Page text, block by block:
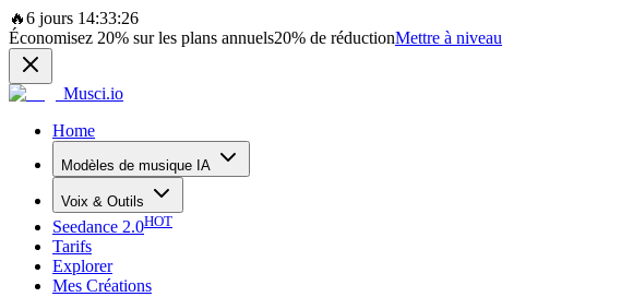
🔥6 jours 14:33:26
Économisez 20% sur les plans annuels20% de réductionMettre à niveau
Musci.io
Home
Modèles de musique IA
Voix & Outils
Seedance 2.0HOT
Tarifs
Explorer
Mes Créations